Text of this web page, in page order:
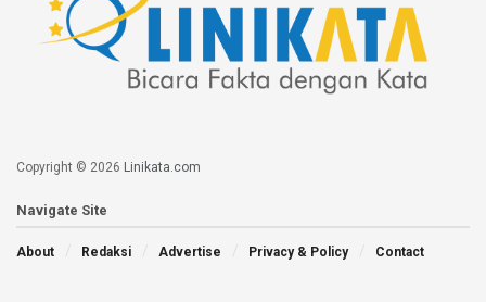
Copyright © 2026 Linikata.com
Navigate Site
About Redaksi Advertise Privacy & Policy Contact